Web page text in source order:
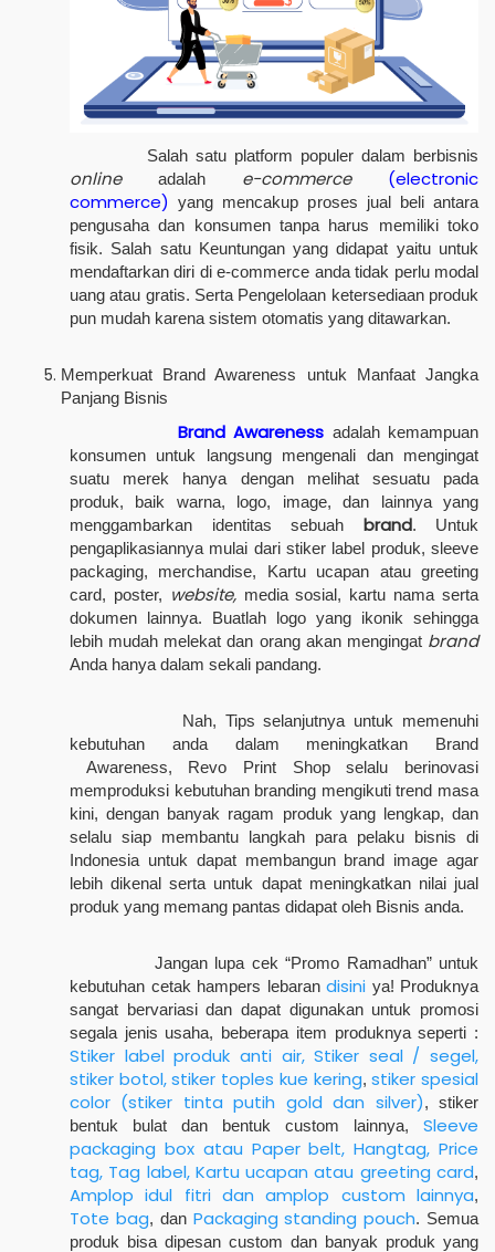
Salah satu platform populer dalam berbisnis
online adalah e-commerce
(electronic
commerce) yang mencakup proses jual beli antara
pengusaha dan konsumen tanpa harus memiliki toko
fisik. Salah satu Keuntungan yang didapat yaitu untuk
mendaftarkan diri di e-commerce anda tidak perlu modal
uang atau gratis. Serta Pengelolaan ketersediaan produk
pun mudah karena sistem otomatis yang ditawarkan.
Memperkuat Brand Awareness untuk Manfaat Jangka
Panjang Bisnis
Brand Awareness adalah kemampuan
konsumen untuk langsung mengenali dan mengingat
suatu merek hanya dengan melihat sesuatu pada
produk, baik warna, logo, image, dan lainnya yang
menggambarkan identitas sebuah brand. Untuk
pengaplikasiannya mulai dari stiker label produk, sleeve
packaging, merchandise, Kartu ucapan atau greeting
card, poster, website, media sosial, kartu nama serta
dokumen lainnya. Buatlah logo yang ikonik sehingga
lebih mudah melekat dan orang akan mengingat brand
Anda hanya dalam sekali pandang.
Nah, Tips selanjutnya untuk memenuhi
kebutuhan anda dalam meningkatkan Brand
Awareness, Revo Print Shop selalu berinovasi
memproduksi kebutuhan branding mengikuti trend masa
kini, dengan banyak ragam produk yang lengkap, dan
selalu siap membantu langkah para pelaku bisnis di
Indonesia untuk dapat membangun brand image agar
lebih dikenal serta untuk dapat meningkatkan nilai jual
produk yang memang pantas didapat oleh Bisnis anda.
Jangan lupa cek “Promo Ramadhan” untuk
kebutuhan cetak hampers lebaran disini ya! Produknya
sangat bervariasi dan dapat digunakan untuk promosi
segala jenis usaha, beberapa item produknya seperti :
Stiker label produk anti air, Stiker seal / segel,
stiker botol, stiker toples kue kering,stiker spesial
color (stiker tinta putih gold dan silver), stiker
bentuk bulat dan bentuk custom lainnya, Sleeve
packaging box atau Paper belt, Hangtag, Price
tag, Tag label, Kartu ucapan atau greeting card,
Amplop idul fitri dan amplop custom lainnya,
Tote bag, danPackaging standing pouch. Semua
produk bisa dipesan custom dan banyak produk yang